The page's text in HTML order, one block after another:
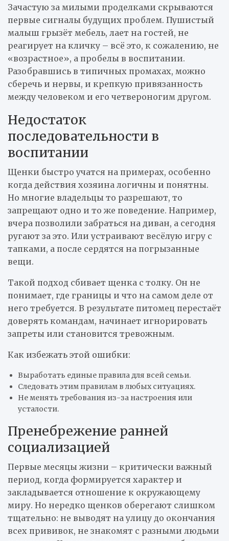
Зачастую за милыми проделками скрываются
первые сигналы будущих проблем. Пушистый
малыш грызёт мебель, лает на гостей, не
реагирует на кличку – всё это, к сожалению, не
«возрастное», а пробелы в воспитании.
Разобравшись в типичных промахах, можно
сберечь и нервы, и крепкую привязанность
между человеком и его четвероногим другом.
Недостаток
последовательности в
воспитании
Щенки быстро учатся на примерах, особенно
когда действия хозяина логичны и понятны.
Но многие владельцы то разрешают, то
запрещают одно и то же поведение. Например,
вчера позволили забраться на диван, а сегодня
ругают за это. Или устраивают весёлую игру с
тапками, а после сердятся на погрызанные
вещи.
Такой подход сбивает щенка с толку. Он не
понимает, где границы и что на самом деле от
него требуется. В результате питомец перестаёт
доверять командам, начинает игнорировать
запреты или становится тревожным.
Как избежать этой ошибки:
Выработать единые правила для всей семьи.
Следовать этим правилам в любых ситуациях.
Не менять требования из-за настроения или
усталости.
Пренебрежение ранней
социализацией
Первые месяцы жизни – критически важный
период, когда формируется характер и
закладывается отношение к окружающему
миру. Но нередко щенков оберегают слишком
тщательно: не выводят на улицу до окончания
всех прививок, не знакомят с разными людьми